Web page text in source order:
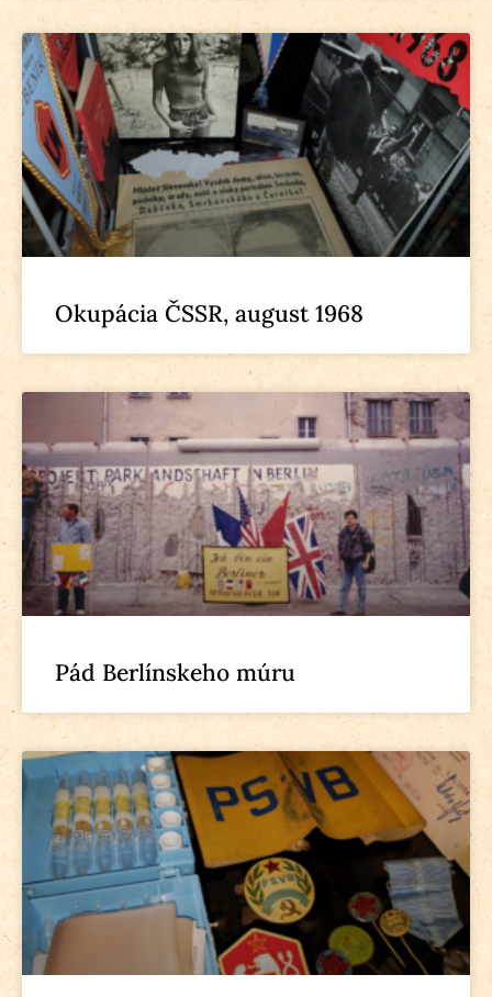
Okupácia ČSSR, august 1968
Pád Berlínskeho múru